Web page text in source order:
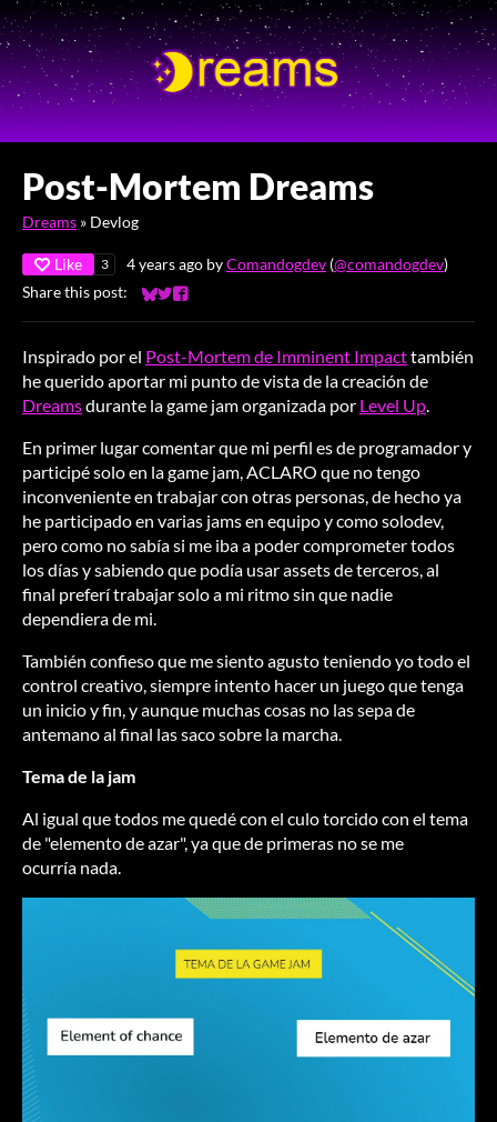
Post-Mortem Dreams
Dreams » Devlog
Like 3 4 years ago byComandogdev (@comandogdev)
Share this post:
Share on Bluesky
Share on Twitter
Share on Facebook
Inspirado por el Post-Mortem de Imminent Impacttambién
he querido aportar mi punto de vista de la creación de
Dreamsdurante la game jam organizada por Level Up.
En primer lugar comentar que mi perfil es de programador y
participé solo en la game jam, ACLARO que no tengo
inconveniente en trabajar con otras personas, de hecho ya
he participado en varias jams en equipo y como solodev,
pero como no sabía si me iba a poder comprometer todos
los días y sabiendo que podía usar assets de terceros, al
final preferí trabajar solo a mi ritmo sin que nadie
dependiera de mi.
También confieso que me siento agusto teniendo yo todo el
control creativo, siempre intento hacer un juego que tenga
un inicio y fin, y aunque muchas cosas no las sepa de
antemano al final las saco sobre la marcha.
Tema de la jam
Al igual que todos me quedé con el culo torcido con el tema
de "elemento de azar", ya que de primeras no se me
ocurría nada.